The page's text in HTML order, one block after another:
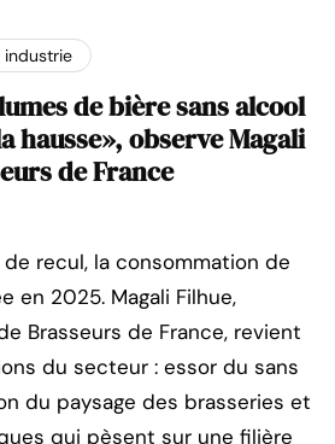
industrie
de bière sans alcool
hausse», observe Magali
de France
recul, la consommation de
en 2025. Magali Filhue,
Brasseurs de France, revient
du secteur : essor du sans
du paysage des brasseries et
qui pèsent sur une filière